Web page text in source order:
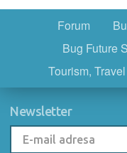
Forum
Bug Future
Tourism,
Newsletter